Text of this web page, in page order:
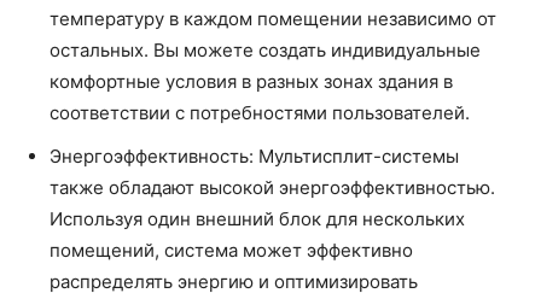
температуру в каждом помещении независимо от
остальных. Вы можете создать индивидуальные
комфортные условия в разных зонах здания в
соответствии с потребностями пользователей.
Энергоэффективность: Мультисплит-системы
также обладают высокой энергоэффективностью.
Используя один внешний блок для нескольких
помещений, система может эффективно
распределять энергию и оптимизировать